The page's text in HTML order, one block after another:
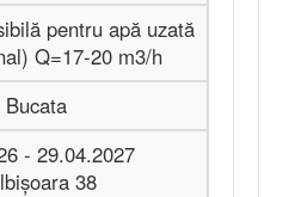
pentru apă uzată
Q=17-20 m3/h
Bucata
- 29.04.2027
38